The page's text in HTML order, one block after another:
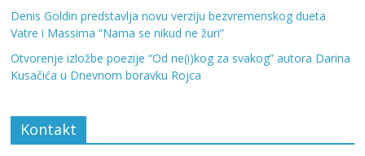
Denis Goldin predstavlja novu verziju bezvremenskog dueta
Vatre i Massima “Nama se nikud ne žuri”
Otvorenje izložbe poezije “Od ne(i)kog za svakog” autora Darina
Kusačića u Dnevnom boravku Rojca
Kontakt